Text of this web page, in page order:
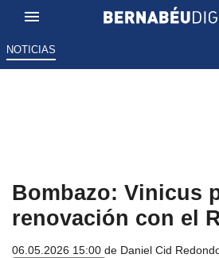
NOTICIAS
Bombazo: Vinicus
renovación con el
06.05.2026 15:00 de Daniel Cid